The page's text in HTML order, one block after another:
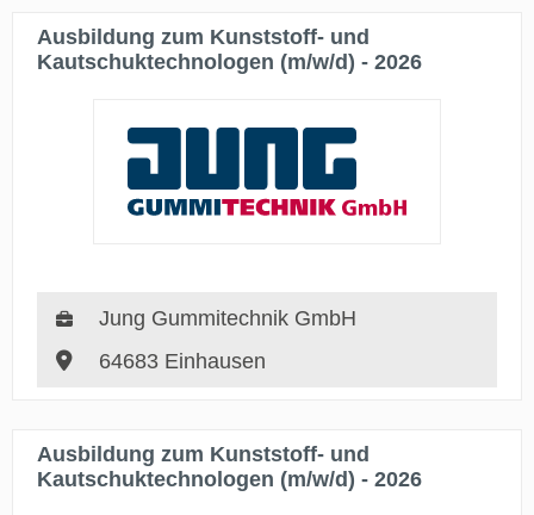
Ausbildung zum Kunststoff- und
Kautschuktechnologen (m/w/d) - 2026
Jung Gummitechnik GmbH
64683 Einhausen
Ausbildung zum Kunststoff- und
Kautschuktechnologen (m/w/d) - 2026